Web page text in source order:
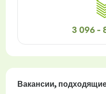
3 096 -
Вакансии,